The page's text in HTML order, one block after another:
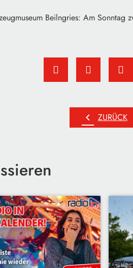
Beilngries: Am Sonntag
chevron_left ZURÜCK